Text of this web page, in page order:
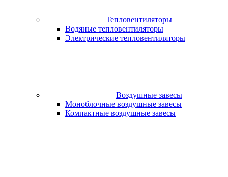
Тепловентиляторы
Водяные тепловентиляторы
Электрические тепловентиляторы
Воздушные завесы
Моноблочные воздушные завесы
Компактные воздушные завесы